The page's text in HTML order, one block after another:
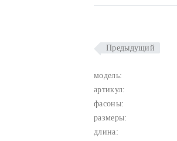
Предыдущий
модель:
артикул:
фасоны:
размеры:
длина: